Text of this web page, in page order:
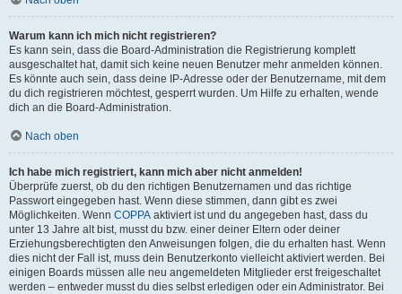
Warum kann ich mich nicht registrieren?
Es kann sein, dass die Board-Administration die Registrierung komplett
ausgeschaltet hat, damit sich keine neuen Benutzer mehr anmelden können.
Es könnte auch sein, dass deine IP-Adresse oder der Benutzername, mit dem
du dich registrieren möchtest, gesperrt wurden. Um Hilfe zu erhalten, wende
dich an die Board-Administration.
Nach oben
Ich habe mich registriert, kann mich aber nicht anmelden!
Überprüfe zuerst, ob du den richtigen Benutzernamen und das richtige
Passwort eingegeben hast. Wenn diese stimmen, dann gibt es zwei
Möglichkeiten. Wenn COPPA aktiviert ist und du angegeben hast, dass du
unter 13 Jahre alt bist, musst du bzw. einer deiner Eltern oder deiner
Erziehungsberechtigten den Anweisungen folgen, die du erhalten hast. Wenn
dies nicht der Fall ist, muss dein Benutzerkonto vielleicht aktiviert werden. Bei
einigen Boards müssen alle neu angemeldeten Mitglieder erst freigeschaltet
werden – entweder musst du dies selbst erledigen oder ein Administrator. Bei